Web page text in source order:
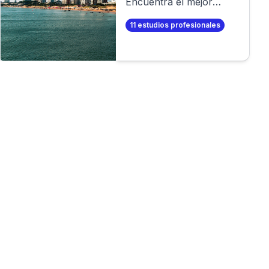
fotógrafo para tu sesión
de fotos profesional. O
propias fotos
11 estudios profesionales